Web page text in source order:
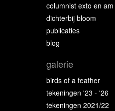
columnist exto en am
dichterbij bloom
publicaties
blog
galerie
birds of a feather
tekeningen '23 - '26
tekeningen 2021/22